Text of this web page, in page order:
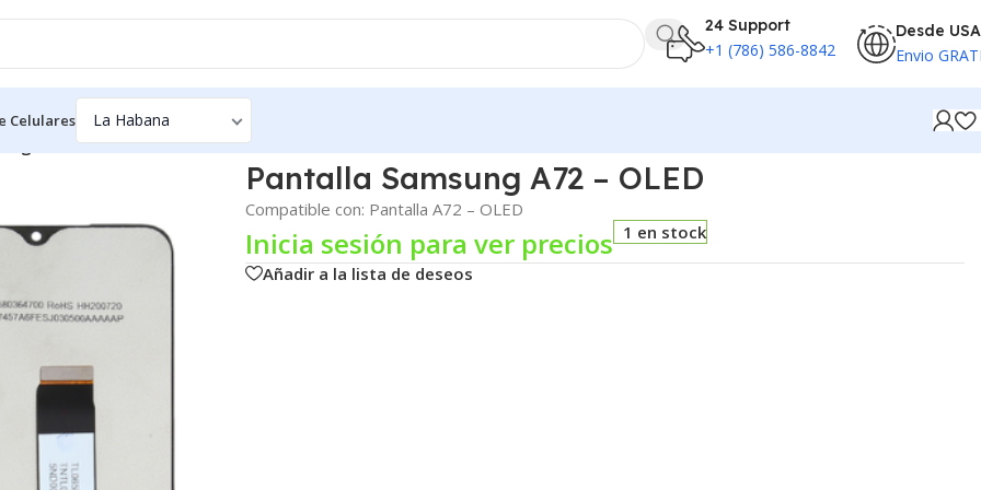
24 Support
+1 (786) 586-8842
Desde USA
Envio
Celulares
A72 – OLED
Pantalla Samsung A72 – OLED
Compatible con: Pantalla A72 – OLED
Inicia sesión para ver precios 1 en stock
Añadir a la lista de deseos